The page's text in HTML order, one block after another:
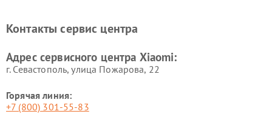
Ремонт стиральных машин
Ремонт смарт-часов Xiaomi
Контакты сервис центра
Адрес сервисного центра Xiaomi:
г. Севастополь, улица Пожарова, 22
Горячая линия:
+7 (800) 301-55-83